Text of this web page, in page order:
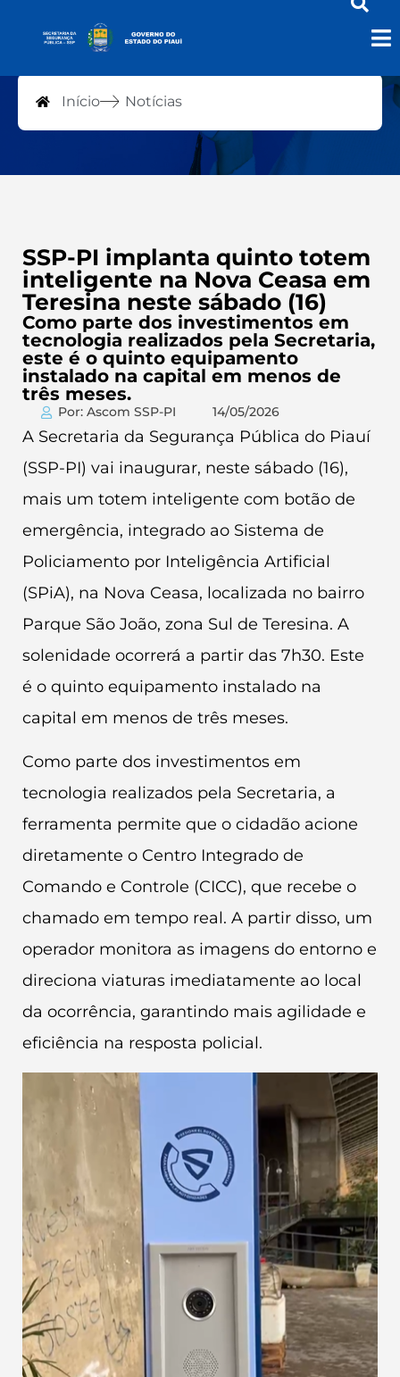
Notícias
Início Notícias
SSP-PI implanta quinto totem
inteligente na Nova Ceasa em
Teresina neste sábado (16)
Como parte dos investimentos em
tecnologia realizados pela Secretaria,
este é o quinto equipamento
instalado na capital em menos de
três meses.
Por: Ascom SSP-PI 14/05/2026
A Secretaria da Segurança Pública do Piauí
(SSP-PI) vai inaugurar, neste sábado (16),
mais um totem inteligente com botão de
emergência, integrado ao Sistema de
Policiamento por Inteligência Artificial
(SPiA), na Nova Ceasa, localizada no bairro
Parque São João, zona Sul de Teresina. A
solenidade ocorrerá a partir das 7h30. Este
é o quinto equipamento instalado na
capital em menos de três meses.
Como parte dos investimentos em
tecnologia realizados pela Secretaria, a
ferramenta permite que o cidadão acione
diretamente o Centro Integrado de
Comando e Controle (CICC), que recebe o
chamado em tempo real. A partir disso, um
operador monitora as imagens do entorno e
direciona viaturas imediatamente ao local
da ocorrência, garantindo mais agilidade e
eficiência na resposta policial.